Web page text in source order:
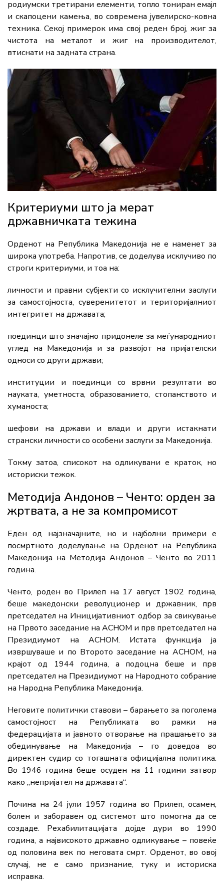
родиумски третирани елементи, топло тониран емајл
и скапоцени камења, во современа јувелирско-ковна
техника. Секој примерок има свој реден број, жиг за
чистота на металот и жиг на производителот,
втиснати на задната страна.
Критериуми што ја мерат
државничката тежина
Орденот на Република Македонија не е наменет за
широка употреба. Напротив, се доделува исклучиво по
строги критериуми, и тоа на:
личности и правни субјекти со исклучителни заслуги
за самостојноста, суверенитетот и територијалниот
интегритет на државата;
поединци што значајно придонеле за меѓународниот
углед на Македонија и за развојот на пријателски
односи со други држави;
институции и поединци со врвни резултати во
науката, уметноста, образованието, стопанството и
хуманоста;
шефови на држави и влади и други истакнати
странски личности со особени заслуги за Македонија.
Токму затоа, списокот на одликувани е краток, но
историски тежок.
Методија Андонов – Ченто: орден за
жртвата, а не за компромисот
Еден од најзначајните, но и најболни примери е
посмртното доделување на Орденот на Република
Македонија на Методија Андонов – Ченто во 2011
година.
Ченто, роден во Прилеп на 17 август 1902 година,
беше македонски револуционер и државник, прв
претседател на Иницијативниот одбор за свикување
на Првото заседание на АСНОМ и прв претседател на
Президиумот на АСНОМ. Истата функција ја
извршуваше и по Второто заседание на АСНОМ, на
крајот од 1944 година, а подоцна беше и прв
претседател на Президиумот на Народното собрание
на Народна Република Македонија.
Неговите политички ставови – барањето за поголема
самостојност на Републиката во рамки на
федерацијата и јавното отворање на прашањето за
обединување на Македонија – го доведоа во
директен судир со тогашната официјална политика.
Во 1946 година беше осуден на 11 години затвор
како „непријател на државата“.
Почина на 24 јули 1957 година во Прилеп, осамен,
болен и заборавен од системот што помогна да се
создаде. Рехабилитацијата дојде дури во 1990
година, а највисокото државно одликување – повеќе
од половина век по неговата смрт. Орденот, во овој
случај, не е само признание, туку и историска
исправка.